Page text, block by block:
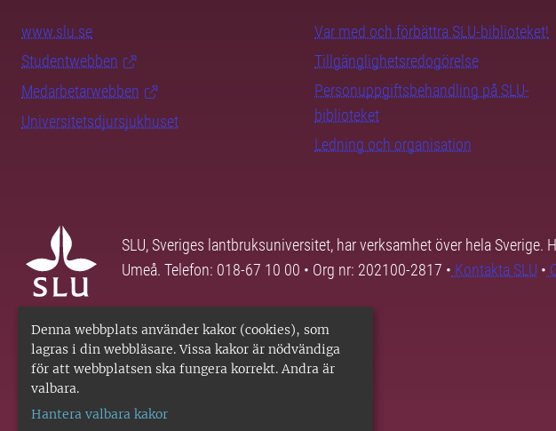
Denna webbplats använder kakor (cookies), som
lagras i din webbläsare. Vissa kakor är nödvändiga
för att webbplatsen ska fungera korrekt. Andra är
valbara.
Hantera valbara kakor
www.slu.se
Studentwebben
Medarbetarwebben
Universitetsdjursjukhuset
Var med och förbättra SLU-biblioteket!
Tillgänglighetsredogörelse
Personuppgiftsbehandling på SLU-
biblioteket
Ledning och organisation
SLU, Sveriges lantbruksuniversitet, har verksamhet över hela Sverige.
Umeå. Telefon: 018-67 10 00 • Org nr: 202100-2817 • Kontakta SLU •